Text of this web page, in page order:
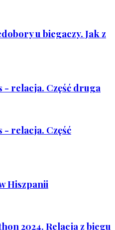
u biegaczy. Jak z
- relacja. Część druga
- relacja. Część
Hiszpanii
2024. Relacja z biegu